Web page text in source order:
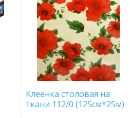
Клеёнка столовая на
ткани 112/0 (125см*25м)